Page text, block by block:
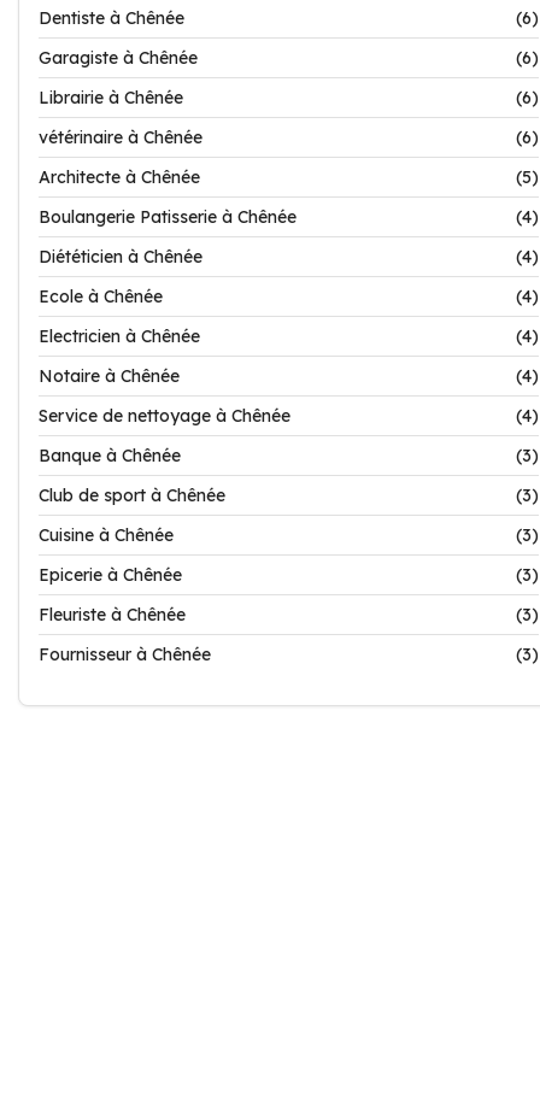
Dentiste à Chênée
(6)
Garagiste à Chênée
(6)
Librairie à Chênée
(6)
vétérinaire à Chênée
(6)
Architecte à Chênée
(5)
Boulangerie Patisserie à Chênée
(4)
Diététicien à Chênée
(4)
Ecole à Chênée
(4)
Electricien à Chênée
(4)
Notaire à Chênée
(4)
Service de nettoyage à Chênée
(4)
Banque à Chênée
(3)
Club de sport à Chênée
(3)
Cuisine à Chênée
(3)
Epicerie à Chênée
(3)
Fleuriste à Chênée
(3)
Fournisseur à Chênée
(3)